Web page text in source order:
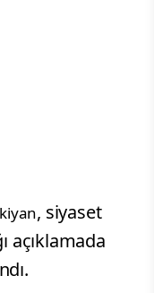
, siyaset
açıklamada